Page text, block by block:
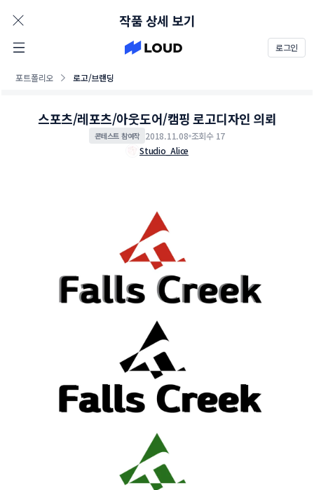
로그인
포트폴리오 로고/브랜딩
작품 상세 보기
스포츠/레포츠/아웃도어/캠핑 로고디자인 의뢰
콘테스트 참여작 2018.11.08 조회수 17
Studio_Alice